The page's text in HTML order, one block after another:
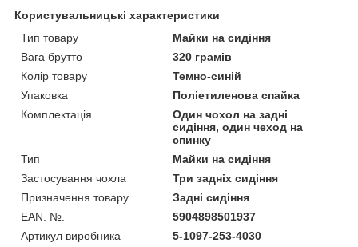
Користувальницькі характеристики
Тип товару
Майки на сидіння
Вага брутто
320 грамів
Колір товару
Темно-синій
Упаковка
Поліетиленова спайка
Комплектація
Один чохол на задні
сидіння, один чеход на
спинку
Тип
Майки на сидіння
Застосування чохла
Три задніх сидіння
Призначення товару
Задні сидіння
EAN. №.
5904898501937
Артикул виробника
5-1097-253-4030